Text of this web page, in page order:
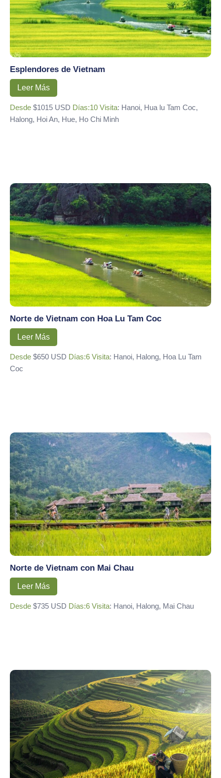
Esplendores de Vietnam
Leer Más
Desde $1015 USD Días:10 Visita: Hanoi, Hua lu Tam Coc,
Halong, Hoi An, Hue, Ho Chi Minh
Norte de Vietnam con Hoa Lu Tam Coc
Leer Más
Desde $650 USD Días:6 Visita: Hanoi, Halong, Hoa Lu Tam
Coc
Norte de Vietnam con Mai Chau
Leer Más
Desde $735 USD Días:6 Visita: Hanoi, Halong, Mai Chau